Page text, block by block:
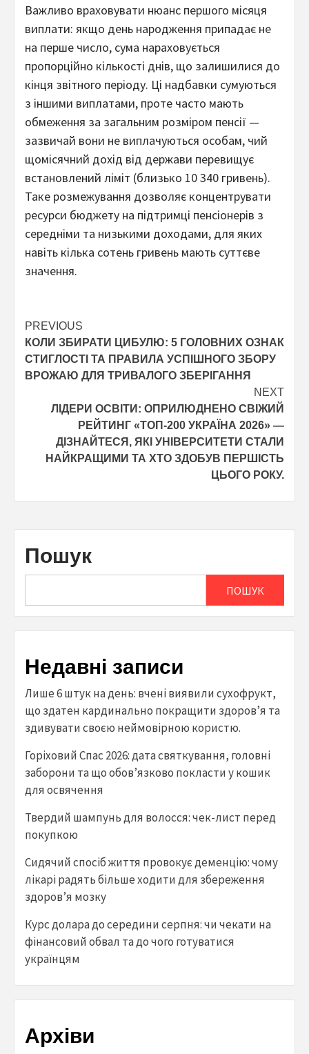
Важливо враховувати нюанс першого місяця
виплати: якщо день народження припадає не
на перше число, сума нараховується
пропорційно кількості днів, що залишилися до
кінця звітного періоду. Ці надбавки сумуються
з іншими виплатами, проте часто мають
обмеження за загальним розміром пенсії —
зазвичай вони не виплачуються особам, чий
щомісячний дохід від держави перевищує
встановлений ліміт (близько 10 340 гривень).
Таке розмежування дозволяє концентрувати
ресурси бюджету на підтримці пенсіонерів з
середніми та низькими доходами, для яких
навіть кілька сотень гривень мають суттєве
значення.
Post
navigation
PREVIOUS
КОЛИ ЗБИРАТИ ЦИБУЛЮ: 5 ГОЛОВНИХ ОЗНАК
СТИГЛОСТІ ТА ПРАВИЛА УСПІШНОГО ЗБОРУ
ВРОЖАЮ ДЛЯ ТРИВАЛОГО ЗБЕРІГАННЯ
NEXT
ЛІДЕРИ ОСВІТИ: ОПРИЛЮДНЕНО СВІЖИЙ
РЕЙТИНГ «ТОП-200 УКРАЇНА 2026» —
ДІЗНАЙТЕСЯ, ЯКІ УНІВЕРСИТЕТИ СТАЛИ
НАЙКРАЩИМИ ТА ХТО ЗДОБУВ ПЕРШІСТЬ
ЦЬОГО РОКУ.
Пошук
ПОШУК
Недавні записи
Лише 6 штук на день: вчені виявили сухофрукт,
що здатен кардинально покращити здоров’я та
здивувати своєю неймовірною користю.
Горіховий Спас 2026: дата святкування, головні
заборони та що обов’язково покласти у кошик
для освячення
Твердий шампунь для волосся: чек-лист перед
покупкою
Сидячий спосіб життя провокує деменцію: чому
лікарі радять більше ходити для збереження
здоров’я мозку
Курс долара до середини серпня: чи чекати на
фінансовий обвал та до чого готуватися
українцям
Архіви